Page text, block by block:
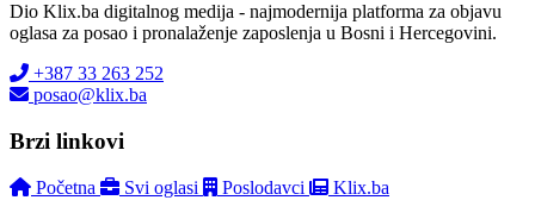
Dio Klix.ba digitalnog medija - najmodernija platforma za objavu
oglasa za posao i pronalaženje zaposlenja u Bosni i Hercegovini.
+387 33 263 252
posao@klix.ba
Brzi linkovi
Početna Svi oglasi Poslodavci Klix.ba